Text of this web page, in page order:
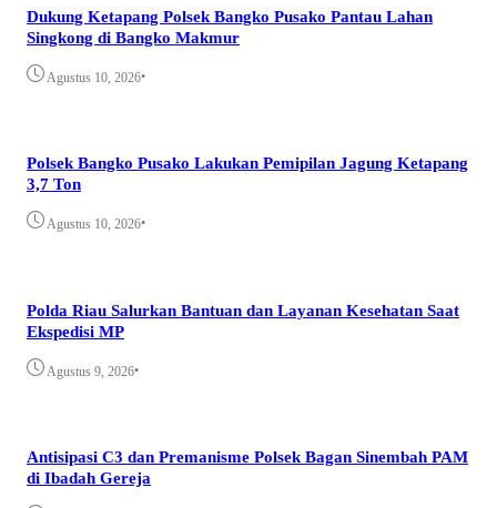
Dukung Ketapang Polsek Bangko Pusako Pantau Lahan
Singkong di Bangko Makmur
Agustus 10, 2026•
Polsek Bangko Pusako Lakukan Pemipilan Jagung Ketapang
3,7 Ton
Agustus 10, 2026•
Polda Riau Salurkan Bantuan dan Layanan Kesehatan Saat
Ekspedisi MP
Agustus 9, 2026•
Antisipasi C3 dan Premanisme Polsek Bagan Sinembah PAM
di Ibadah Gereja